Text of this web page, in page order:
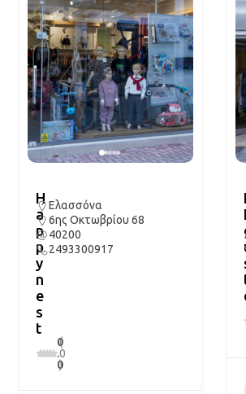
H
a
p
p
y
n
e
s
t
0
.
0
(
0
)
Ελασσόνα
6ης Οκτωβρίου 68
40200
2493300917